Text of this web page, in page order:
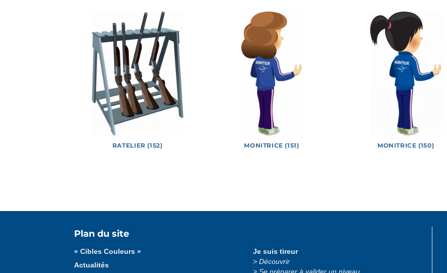
RATELIER (152) MONITRICE (151) MONITRICE (150)
Plan du site
« Cibles Couleurs »
Actualités
Je suis tireur
Découvrir